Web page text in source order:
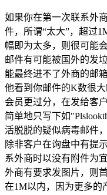
如果你在第一次联系外
件，所谓“太大”，超过
幅即为太多，则很可能
邮件有可能被国外的发
能最终进不了外商的邮
他看到你邮件的K数很
会员更过分，在发给客
简单地只写下如
活脱脱的疑似病毒邮件
除非客户在询盘中有提
系外商时以没有附件为
外商有要求发图片，则
在1M以内，因为更多的